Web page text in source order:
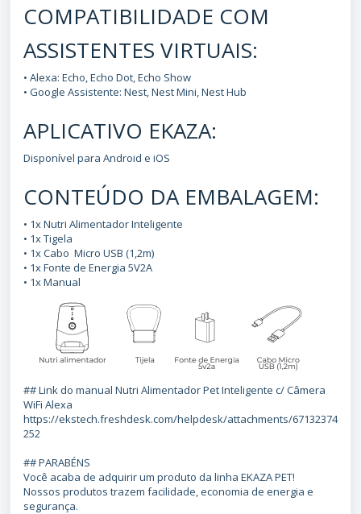
COMPATIBILIDADE COM
ASSISTENTES VIRTUAIS:
• Alexa: Echo, Echo Dot, Echo Show
• Google Assistente: Nest, Nest Mini, Nest Hub
APLICATIVO EKAZA:
Disponível para Android e iOS
CONTEÚDO DA EMBALAGEM:
• 1x Nutri Alimentador Inteligente
• 1x Tigela
• 1x Cabo Micro USB (1,2m)
• 1x Fonte de Energia 5V2A
• 1x Manual
## Link do manual Nutri Alimentador Pet Inteligente c/ Câmera
WiFi Alexa
https://ekstech.freshdesk.com/helpdesk/attachments/67132374
252
## PARABÉNS
Você acaba de adquirir um produto da linha EKAZA PET!
Nossos produtos trazem facilidade, economia de energia e
segurança.